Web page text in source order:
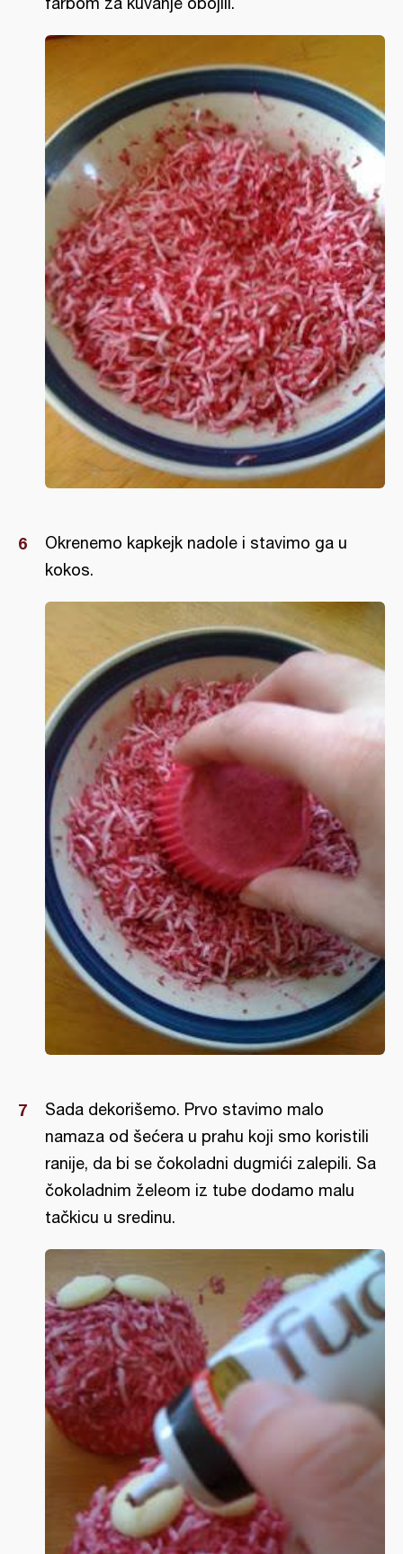
Okrenemo kapkejk nadole i stavimo ga u
kokos.
Sada dekorišemo. Prvo stavimo malo
namaza od šećera u prahu koji smo koristili
ranije, da bi se čokoladni dugmići zalepili. Sa
čokoladnim želeom iz tube dodamo malu
tačkicu u sredinu.